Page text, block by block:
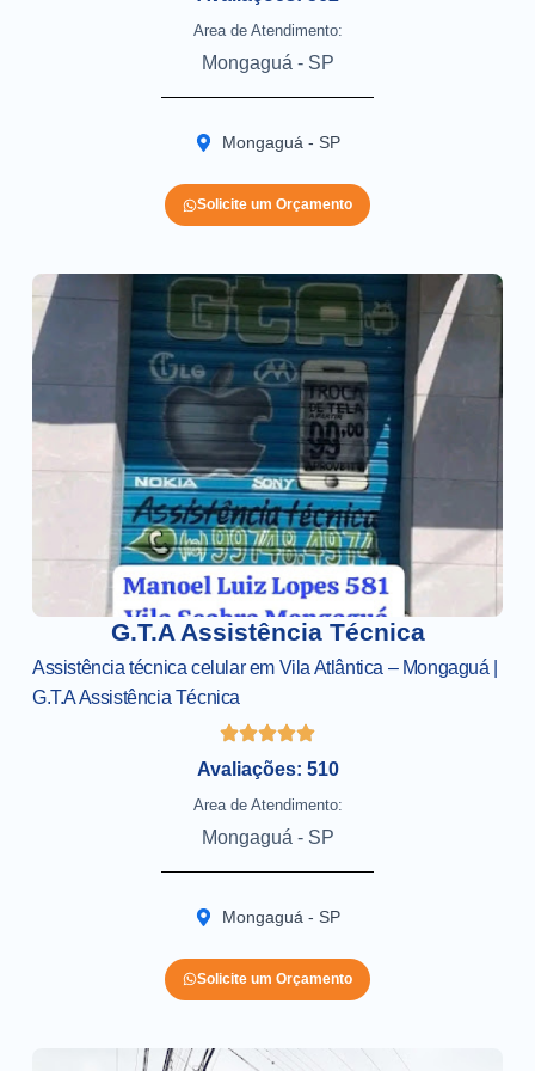
Area de Atendimento:
Mongaguá - SP
Mongaguá - SP
Solicite um Orçamento
G.T.A Assistência Técnica
Assistência técnica celular em Vila Atlântica – Mongaguá |
G.T.A Assistência Técnica
Avaliações: 510
Area de Atendimento:
Mongaguá - SP
Mongaguá - SP
Solicite um Orçamento